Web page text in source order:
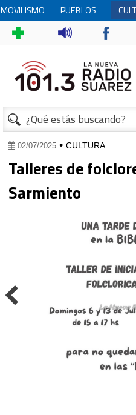
PUEBLOS
ALEMANES
02/07/2025• CULTURA
Talleres de
Sarmiento